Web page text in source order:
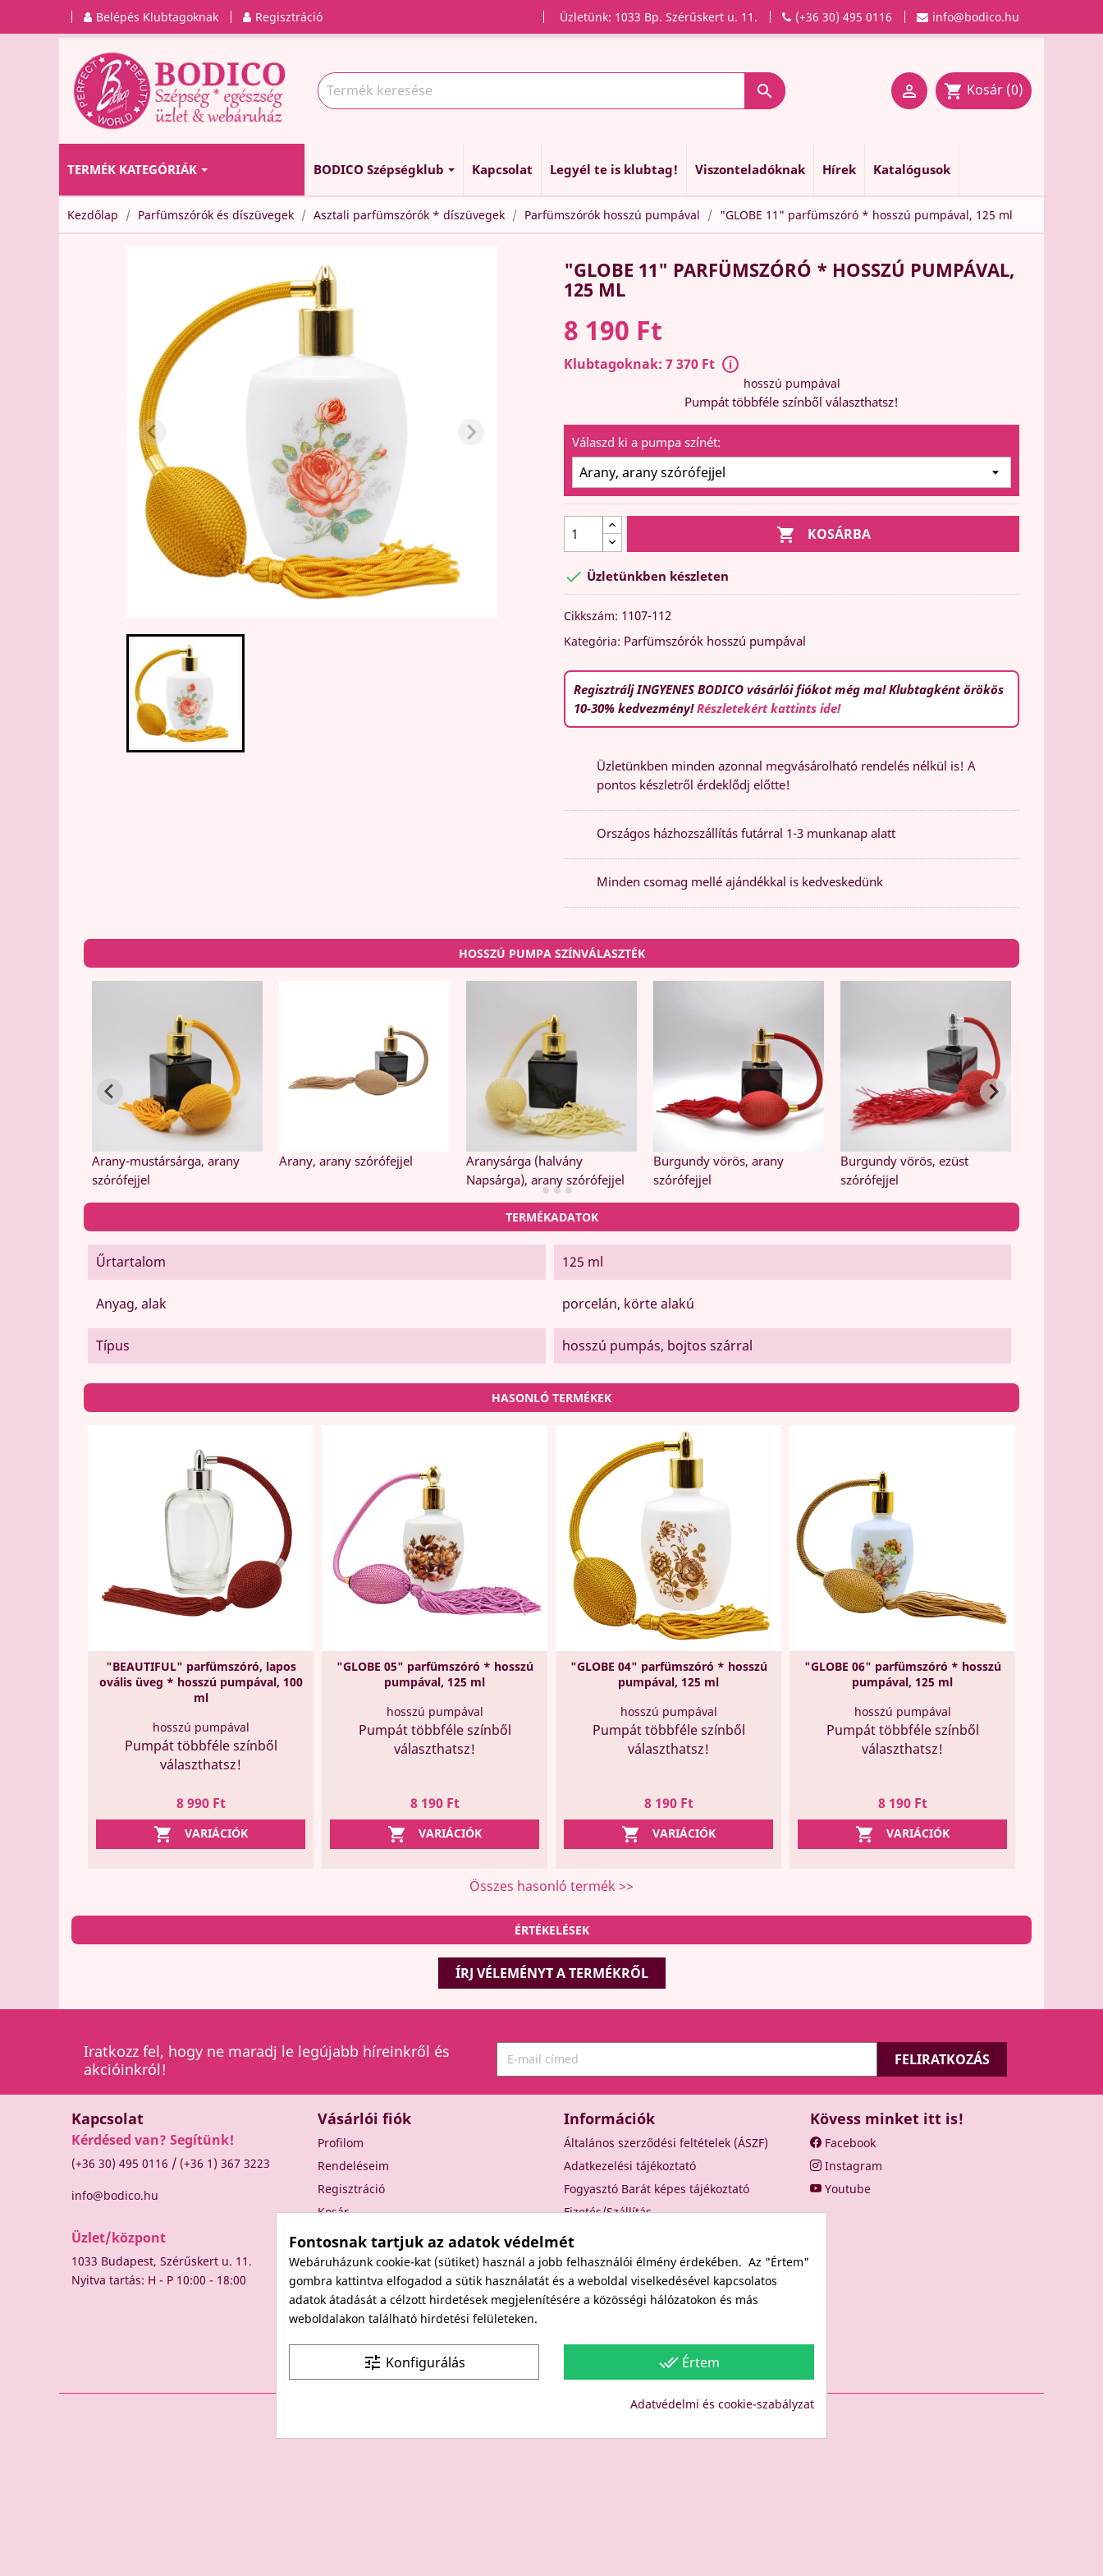
Belépés Klubtagoknak Regisztráció info@bodico.hu
(+36 30) 495 0116
Üzletünk: 1033 Bp. Szérűskert u. 11.
  shopping_cart Kosár (0)
TERMÉK KATEGÓRIÁK BODICO Szépségklub Kapcsolat Legyél te is klubtag! Viszonteladóknak Hírek Katalógusok
Kezdőlap Parfümszórók és díszüvegek Asztali parfümszórók * díszüvegek Parfümszórók hosszú pumpával "GLOBE 11" parfümszóró * hosszú pumpával, 125 ml
"GLOBE 11" PARFÜMSZÓRÓ * HOSSZÚ PUMPÁVAL,
125 ML
8 190 Ft
Klubtagoknak: 7 370 Ft
hosszú pumpával
Pumpát többféle színből választhatsz!
Válaszd ki a pumpa színét:
 KOSÁRBA
 Üzletünkben készleten
Cikkszám: 1107-112
Kategória: Parfümszórók hosszú pumpával
Regisztrálj INGYENES BODICO vásárlói fiókot még ma! Klubtagként örökös
10-30% kedvezmény!Részletekért kattints ide!
Üzletünkben minden azonnal megvásárolható rendelés nélkül is! A
pontos készletről érdeklődj előtte!
Országos házhozszállítás futárral 1-3 munkanap alatt
Minden csomag mellé ajándékkal is kedveskedünk
HOSSZÚ PUMPA SZÍNVÁLASZTÉK
Arany-mustársárga, arany
szórófejjel
Arany, arany szórófejjel
Aranysárga (halvány
Napsárga), arany szórófejjel
Burgundy vörös, arany
szórófejjel
Burgundy vörös, ezüst
szórófejjel
TERMÉKADATOK
Űrtartalom 125 ml
Anyag, alak porcelán, körte alakú
Típus hosszú pumpás, bojtos szárral
HASONLÓ TERMÉKEK
"BEAUTIFUL" parfümszóró, lapos
ovális üveg * hosszú pumpával, 100
ml
hosszú pumpával
Pumpát többféle színből
választhatsz!
Ár
8 990 Ft
 VARIÁCIÓK
"GLOBE 05" parfümszóró * hosszú
pumpával, 125 ml
hosszú pumpával
Pumpát többféle színből
választhatsz!
Ár
8 190 Ft
 VARIÁCIÓK
"GLOBE 04" parfümszóró * hosszú
pumpával, 125 ml
hosszú pumpával
Pumpát többféle színből
választhatsz!
Ár
8 190 Ft
 VARIÁCIÓK
"GLOBE 06" parfümszóró * hosszú
pumpával, 125 ml
hosszú pumpával
Pumpát többféle színből
választhatsz!
Ár
8 190 Ft
 VARIÁCIÓK
Összes hasonló termék >>
ÉRTÉKELÉSEK
ÍRJ VÉLEMÉNYT A TERMÉKRŐL
Iratkozz fel, hogy ne maradj le legújabb híreinkről és
akcióinkról!
Kapcsolat
Kérdésed van? Segítünk!
(+36 30) 495 0116 / (+36 1) 367 3223
info@bodico.hu
Üzlet/központ
1033 Budapest, Szérűskert u. 11.
Nyitva tartás: H - P 10:00 - 18:00
Vásárlói fiók
Profilom
Rendeléseim
Regisztráció
Kosár
Információk
Általános szerződési feltételek (ÁSZF)
Adatkezelési tájékoztató
Fogyasztó Barát képes tájékoztató
Fizetés/Szállítás
Elállási nyilatkozat
Elállás a szerződéstől
Rólunk
Kapcsolat
Kövess minket itt is!
Facebook
Instagram
Youtube
Site protected by reCAPTCHA. Terms
Fontosnak tartjuk az adatok védelmét
Webáruházunk cookie-kat (sütiket) használ a jobb felhasználói élmény érdekében. Az "Értem"
gombra kattintva elfogadod a sütik használatát és a weboldal viselkedésével kapcsolatos
adatok átadását a célzott hirdetések megjelenítésére a közösségi hálózatokon és más
weboldalakon található hirdetési felületeken.
done_all Értem
tune Konfigurálás
Adatvédelmi és cookie-szabályzat